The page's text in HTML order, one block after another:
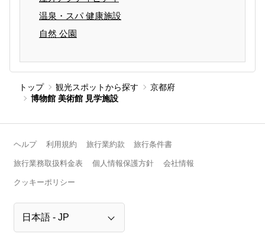
温泉・スパ 健康施設
自然 公園
トップ 観光スポットから探す
京都府
博物館 美術館 見学施設
ヘルプ 利用規約 旅行業約款 旅行条件書
旅行業務取扱料金表 個人情報保護方針 会社情報
クッキーポリシー